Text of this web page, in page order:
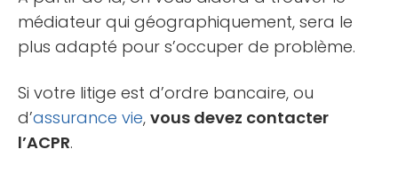
médiateur qui géographiquement, sera le
plus adapté pour s’occuper de problème.
Si votre litige est d’ordre bancaire, ou
d’assurance vie, vous devez contacter
l’ACPR.